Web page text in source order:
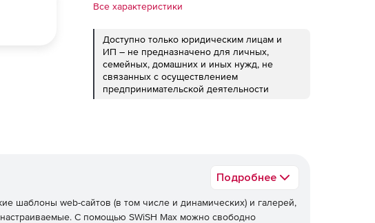
Все характеристики
Доступно только юридическим лицам и
ИП – не предназначено для личных,
семейных, домашних и иных нужд, не
связанных с осуществлением
предпринимательской деятельности
Подробнее
шаблоны web-сайтов (в том числе и динамических) и галерей,
С помощью SWiSH Max можно свободно